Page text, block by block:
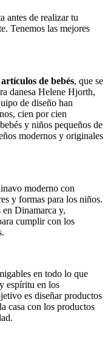
antes de realizar tu
Tenemos las mejores
artículos de bebés, que se
danesa Helene Hjorth,
de diseño han
cien por cien
y niños pequeños de
modernos y originales
moderno con
y formas para los niños.
en Dinamarca y,
cumplir con los
en todo lo que
espíritu en los
es diseñar productos
casa con los productos